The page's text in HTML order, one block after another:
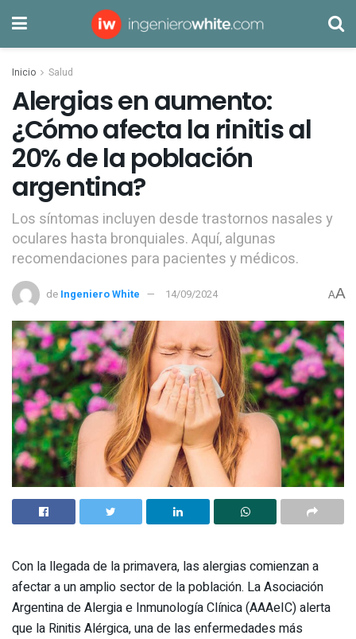
Inicio Salud
Alergias en aumento:
¿Cómo afecta la rinitis al
20% de la población
argentina?
Los síntomas incluyen desde trastornos nasales y
oculares hasta bronquiales. Aquí, algunas
recomendaciones para pacientes y médicos.
de Ingeniero White 14/09/2024 AA
Con la llegada de la primavera, las alergias comienzan a
afectar a un amplio sector de la población. La Asociación
Argentina de Alergia e Inmunología Clínica (AAAeIC) alerta
que la Rinitis Alérgica, una de las enfermedades más